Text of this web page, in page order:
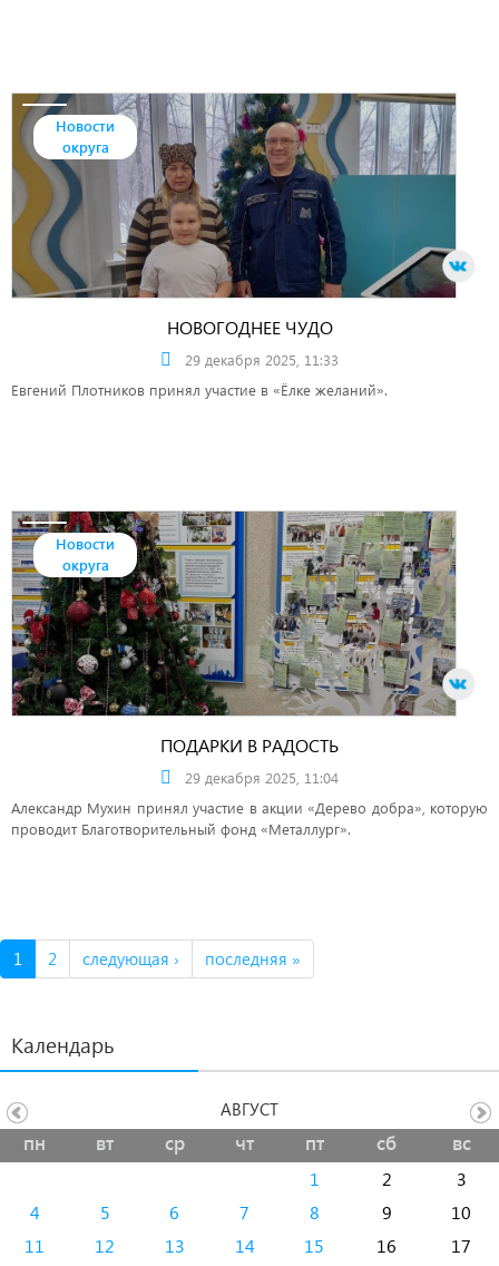
Новости
округа
НОВОГОДНЕЕ ЧУДО
29 декабря 2025, 11:33
Евгений Плотников принял участие в «Ёлке желаний».
Новости
округа
ПОДАРКИ В РАДОСТЬ
29 декабря 2025, 11:04
Александр Мухин принял участие в акции «Дерево добра», которую
проводит Благотворительный фонд «Металлург».
1 2 следующая › последняя »
Календарь
пн вт ср чт пт сб вс
1 2
3
4
5 6 7 8 9
10
11
12 13 14 15 16
17
АВГУСТ